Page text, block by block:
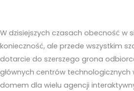
W dzisiejszych czasach obecność w
konieczność, ale przede wszystkim
dotarcie do szerszego grona
głównych centrów technologicznych
domem dla wielu agencji